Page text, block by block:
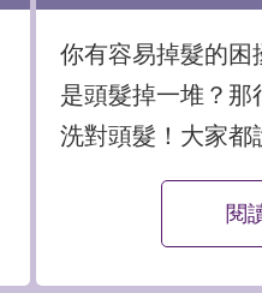
克菲爾（Kefir）
地區」的傳統發酵
微生物組合聞名，
生群，主要包含
母菌和醋桿菌等閱